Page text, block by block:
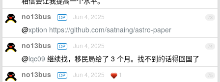
73
no13bus OP Jun 4, 2025
@xption https://github.com/satnaing/astro-paper
74
no13bus OP Jun 4, 2025
@lqc09 继续找，移民局给了 3 个月。找不到的话得回国了
75
no13bus OP Jun 4, 2025 1